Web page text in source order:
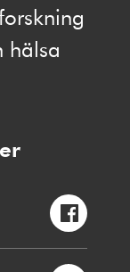
hälsa